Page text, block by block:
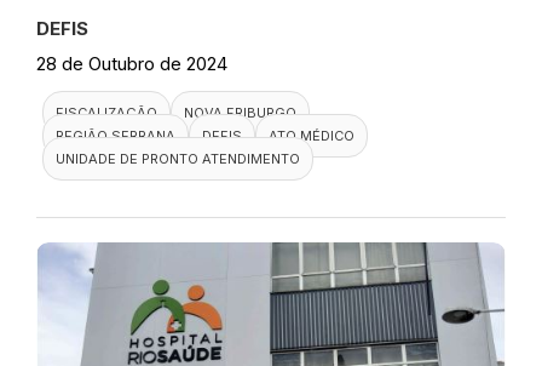
DEFIS
28 de Outubro de 2024
FISCALIZAÇÃO
NOVA FRIBURGO
REGIÃO SERRANA
DEFIS
ATO MÉDICO
UNIDADE DE PRONTO ATENDIMENTO